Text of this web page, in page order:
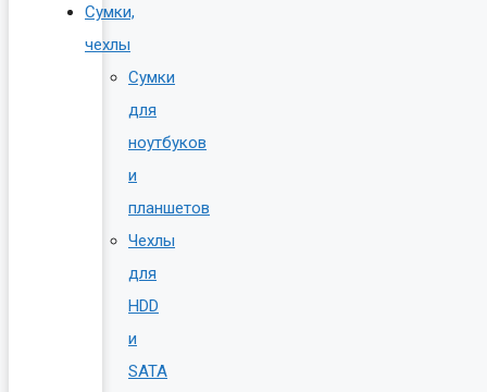
Сумки,
чехлы
Сумки
для
ноутбуков
и
планшетов
Чехлы
для
HDD
и
SATA